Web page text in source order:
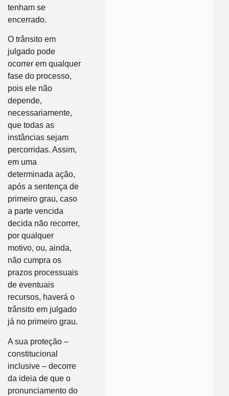
tenham se
encerrado.
O trânsito em
julgado pode
ocorrer em qualquer
fase do processo,
pois ele não
depende,
necessariamente,
que todas as
instâncias sejam
percorridas. Assim,
em uma
determinada ação,
após a sentença de
primeiro grau, caso
a parte vencida
decida não recorrer,
por qualquer
motivo, ou, ainda,
não cumpra os
prazos processuais
de eventuais
recursos, haverá o
trânsito em julgado
já no primeiro grau.
A sua proteção –
constitucional
inclusive – decorre
da ideia de que o
pronunciamento do